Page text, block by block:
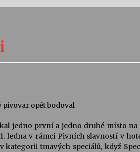
Vysočinka
17. 7. 2026
pivovar opět bodoval
jedno první a jedno druhé místo na
ledna v rámci Pivních slavností v
kategorii tmavých speciálů, když